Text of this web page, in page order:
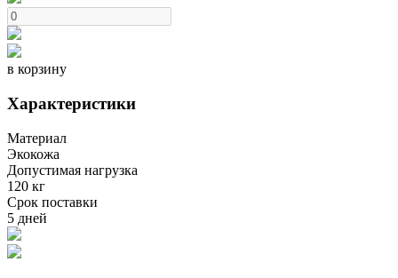
в корзину
Характеристики
Материал
Экокожа
Допустимая нагрузка
120 кг
Срок поставки
5 дней